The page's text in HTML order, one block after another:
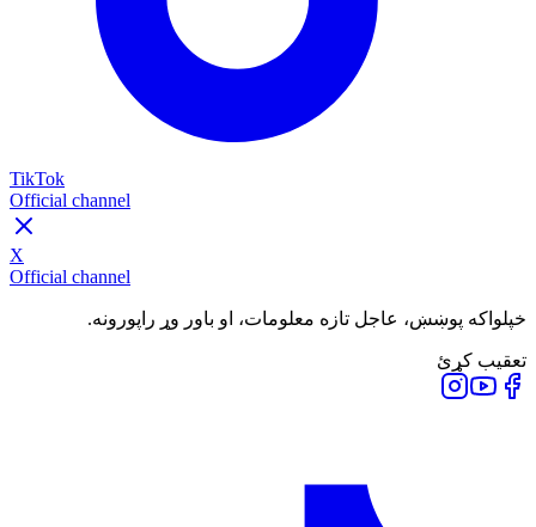
TikTok
Official channel
X
Official channel
خپلواکه پوښښ، عاجل تازه معلومات، او باور وړ راپورونه.
تعقیب کړئ